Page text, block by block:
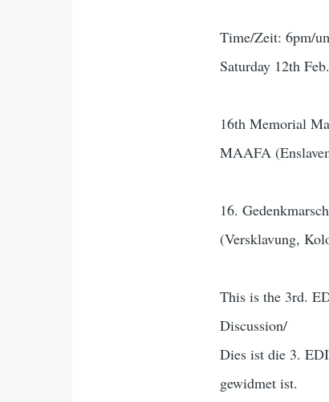
Time/Zeit: 6pm/
Saturday 12th
16th Memorial
MAAFA
16.
(Versklavung,
This is the 3rd.
Discussion/
Dies ist die 3.
gewidmet ist.